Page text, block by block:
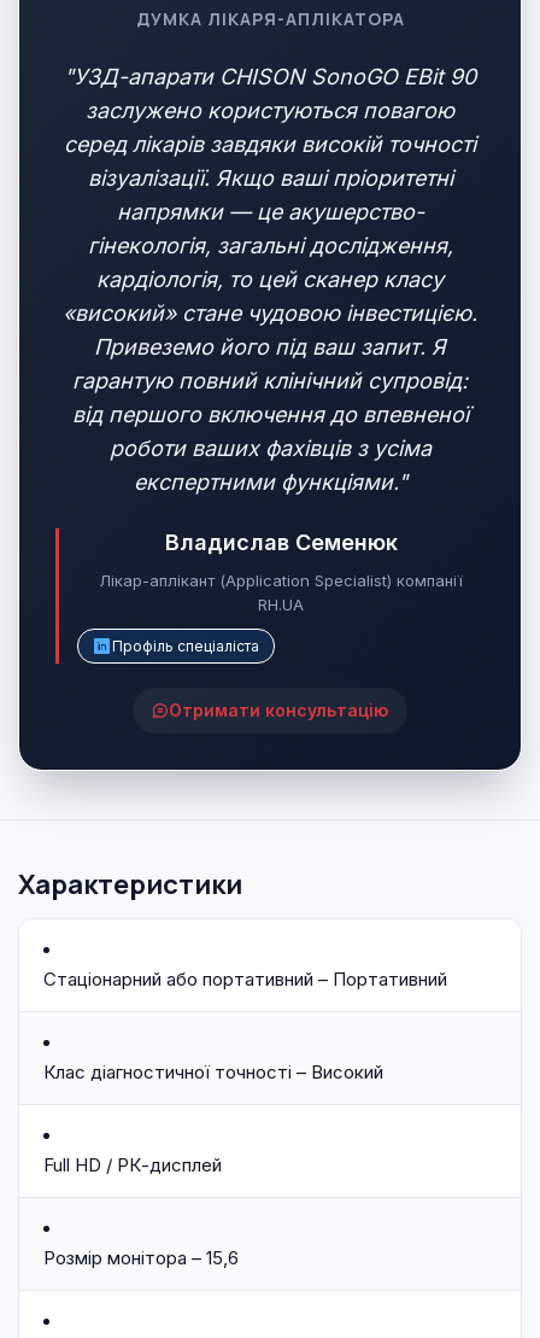
ДУМКА ЛІКАРЯ-АПЛІКАТОРА
"УЗД-апарати CHISON SonoGO EBit 90
заслужено користуються повагою
серед лікарів завдяки високій точності
візуалізації. Якщо ваші пріоритетні
напрямки — це акушерство-
гінекологія, загальні дослідження,
кардіологія, то цей сканер класу
«високий» стане чудовою інвестицією.
Привеземо його під ваш запит. Я
гарантую повний клінічний супровід:
від першого включення до впевненої
роботи ваших фахівців з усіма
експертними функціями."
Владислав Семенюк
Лікар-аплікант (Application Specialist) компанії
RH.UA
Профіль спеціаліста
Отримати консультацію
Характеристики
Стаціонарний або портативний – Портативний
Клас діагностичної точності – Високий
Full HD / РК-дисплей
Розмір монітора – 15,6